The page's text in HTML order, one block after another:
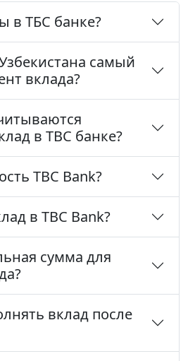
в ТБС банке?
самый
вклада?
в TBC банке?
TBC Bank?
в TBC Bank?
сумма для
вклад после